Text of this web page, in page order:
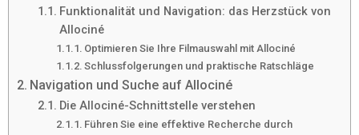
Funktionalität und Navigation: das Herzstück von
Allociné
Optimieren Sie Ihre Filmauswahl mit Allociné
Schlussfolgerungen und praktische Ratschläge
Navigation und Suche auf Allociné
Die Allociné-Schnittstelle verstehen
Führen Sie eine effektive Recherche durch